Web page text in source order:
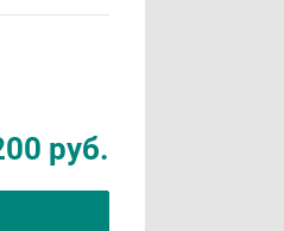
руб.